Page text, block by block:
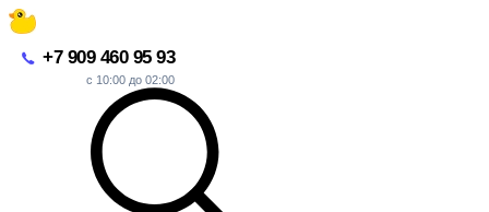
+7 909 460 95 93
с 10:00 до 02:00